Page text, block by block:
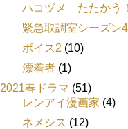
ハコヅメ たたかう
緊急取調室シーズン4
ボイス2 (10)
漂着者 (1)
2021春ドラマ (51)
レンアイ漫画家 (4)
ネメシス (12)